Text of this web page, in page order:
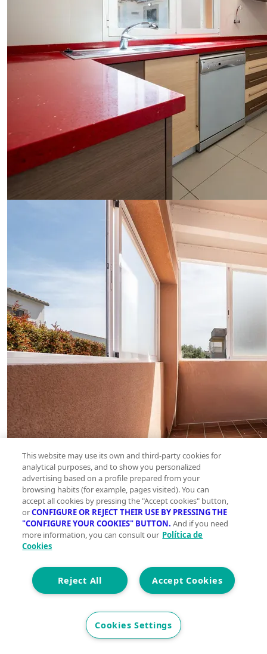
This website may use its own and third-party cookies for
analytical purposes, and to show you personalized
advertising based on a profile prepared from your
browsing habits (for example, pages visited). You can
accept all cookies by pressing the "Accept cookies" button,
orCONFIGURE OR REJECT THEIR USE BY PRESSING THE
"CONFIGURE YOUR COOKIES" BUTTON. And if you need
more information, you can consult our Política de
Cookies
Accept Cookies
Reject All
Cookies Settings